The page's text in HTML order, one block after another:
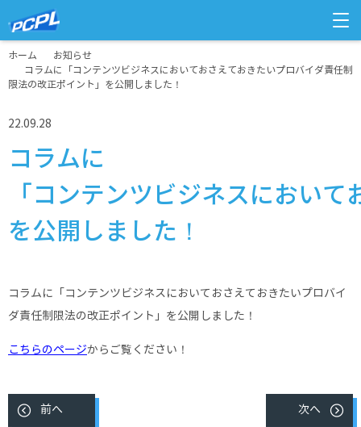
ホーム
お知らせ
コラムに「コンテンツビジネスにおいておさえておきたいプロバイダ責任制
限法の改正ポイント」を公開しました！
22.09.28
コラムに
「コンテンツビジネスにおい
を公開しました！
コラムに「コンテンツビジネスにおいておさえておきたいプロバイ
ダ責任制限法の改正ポイント」を公開しました！
こちらのページからご覧ください！
前へ 次へ